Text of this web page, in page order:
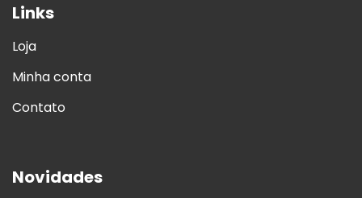
Links
Loja
Minha conta
Contato
Novidades